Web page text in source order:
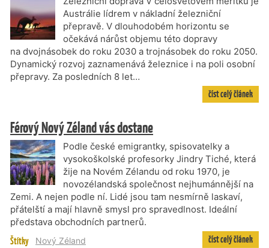
Austrálie lídrem v nákladní železniční
přepravě. V dlouhodobém horizontu se
očekává nárůst objemu této dopravy
na dvojnásobek do roku 2030 a trojnásobek do roku 2050.
Dynamický rozvoj zaznamenává železnice i na poli osobní
přepravy. Za posledních 8 let…
číst celý článek
Férový Nový Zéland vás dostane
Podle české emigrantky, spisovatelky a
vysokoškolské profesorky Jindry Tiché, která
žije na Novém Zélandu od roku 1970, je
novozélandská společnost nejhumánnější na
Zemi. A nejen podle ní. Lidé jsou tam nesmírně laskaví,
přátelští a mají hlavně smysl pro spravedlnost. Ideální
představa obchodních partnerů.
Štítky Nový Zéland číst celý článek